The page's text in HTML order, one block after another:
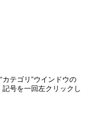
テゴリ”ウインドウの
号を一回左クリックし